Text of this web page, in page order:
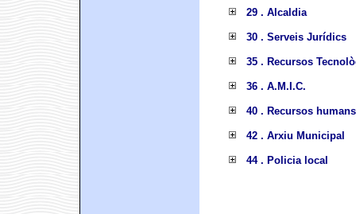
29 . Alcaldia
30 . Serveis Jurídics
35 . Recursos
36 . A.M.I.C.
40 . Recursos humans
42 . Arxiu Municipal
44 . Policia local